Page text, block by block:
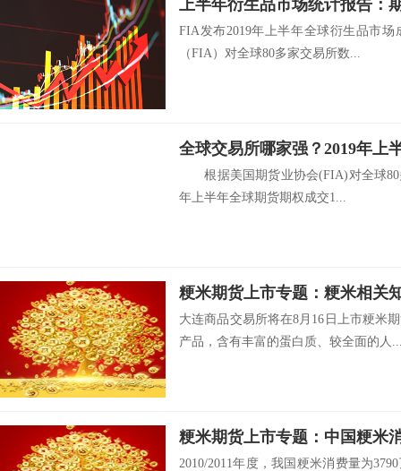
FIA发布2019年上半年全球衍生品市
（FIA）对全球80多家交易所数...
根据美国期货业协会(FIA)对全球80
年上半年全球期货期权成交1...
粳米期货上市专题：粳米相关
大连商品交易所将在8月16日上市粳米
产品，含有丰富的蛋白质、较全面的人
粳米期货上市专题：中国粳米
2010/2011年度，我国粳米消费量为